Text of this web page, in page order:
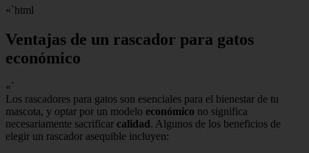
«`html
Ventajas de un rascador para gatos
económico
«`
Los rascadores para gatos son esenciales para el bienestar de tu
mascota, y optar por un modelo económico no significa
necesariamente sacrificar calidad. Algunos de los beneficios de
elegir un rascador asequible incluyen: